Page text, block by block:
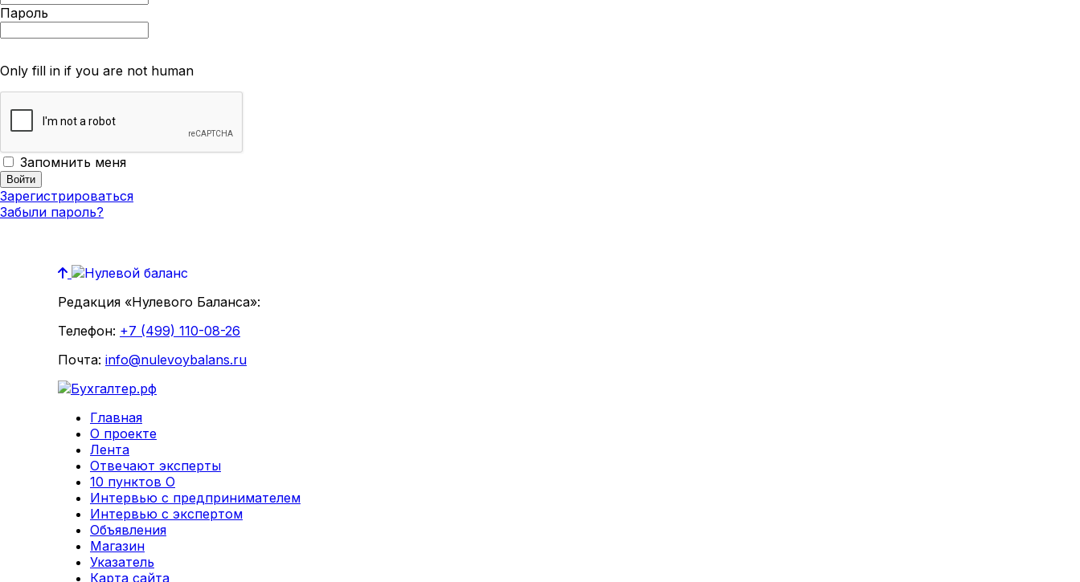
Пароль
Only fill in if you are not human
Запомнить меня
Зарегистрироваться
Забыли пароль?
Редакция «Нулевого Баланса»:
Телефон: +7 (499) 110-08-26
Почта: info@nulevoybalans.ru
Главная
О проекте
Лента
Отвечают эксперты
10 пунктов О
Интервью с предпринимателем
Интервью с экспертом
Объявления
Магазин
Указатель
Карта сайта